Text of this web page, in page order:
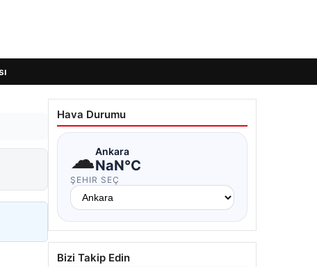
Hava Durumu
☁Ankara
NaN°C
ŞEHIR SEÇ
Bizi Takip Edin